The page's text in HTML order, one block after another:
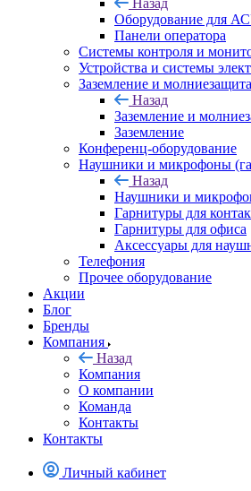
Назад
Оборудование для
Панели оператора
Системы контроля и
Устройства и системы
Заземление и молниезащита
Назад
Заземление и
Заземление
Конференц-оборудование
Наушники и микрофоны
Назад
Наушники и
Гарнитуры для
Гарнитуры для офиса
Аксессуары для
Телефония
Прочее оборудование
Акции
Блог
Бренды
Компания
Назад
Компания
О компании
Команда
Контакты
Контакты
Личный кабинет